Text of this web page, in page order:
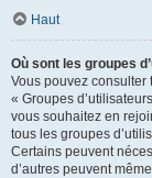
Haut
Où sont les groupes
Vous pouvez consulter
« Groupes
vous souhaitez en
tous les groupes
Certains peuvent
d’autres peuvent